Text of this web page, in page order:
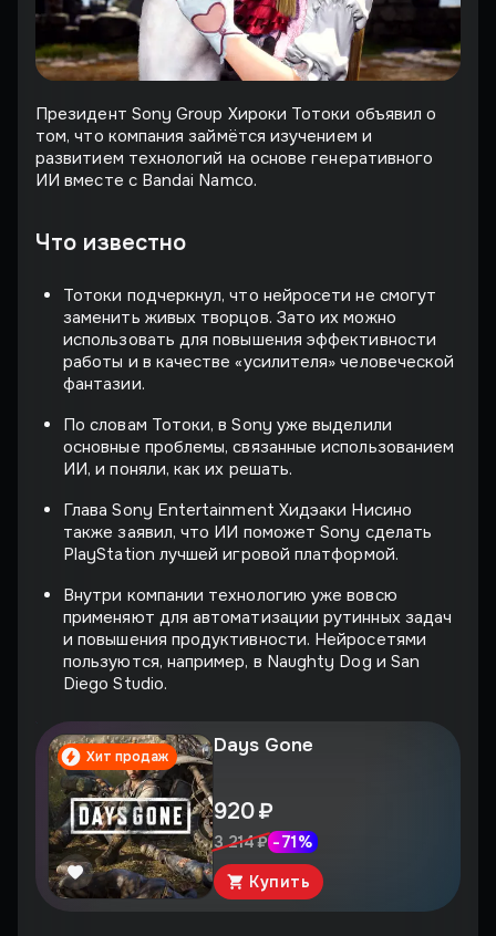
Президент Sony Group Хироки Тотоки объявил о
том, что компания займётся изучением и
развитием технологий на основе генеративного
ИИ вместе с Bandai Namco.
Что известно
Тотоки подчеркнул, что нейросети не смогут
заменить живых творцов. Зато их можно
использовать для повышения эффективности
работы и в качестве «усилителя» человеческой
фантазии.
По словам Тотоки, в Sony уже выделили
основные проблемы, связанные использованием
ИИ, и поняли, как их решать.
Глава Sony Entertainment Хидэаки Нисино
также заявил, что ИИ поможет Sony сделать
PlayStation лучшей игровой платформой.
Внутри компании технологию уже вовсю
применяют для автоматизации рутинных задач
и повышения продуктивности. Нейросетями
пользуются, например, в Naughty Dog и San
Diego Studio.
Хит продаж Days Gone
920 ₽
3 214 ₽ -71%
Купить